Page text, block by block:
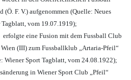
(Ö. F. V.) aufgenommen (Quelle: Neues
Tagblatt, vom 19.07.1919);
erfolgte eine Fusion mit dem Fussball Club
Wien (III) zum Fussballklub „Artaria-Pfeil“
Wiener Sport Tagblatt, vom 24.08.1922);
in Wiener Sport Club „Pfeil“